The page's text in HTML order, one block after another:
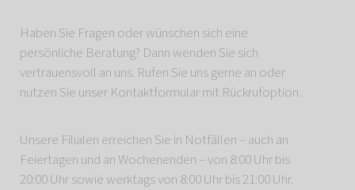
Haben Sie Fragen oder wünschen sich eine
persönliche Beratung? Dann wenden Sie sich
vertrauensvoll an uns. Rufen Sie uns gerne an oder
nutzen Sie unser Kontaktformular mit Rückrufoption.
Unsere Filialen erreichen Sie in Notfällen – auch an
Feiertagen und an Wochenenden – von 8:00 Uhr bis
20:00 Uhr sowie werktags von 8:00 Uhr bis 21:00 Uhr.